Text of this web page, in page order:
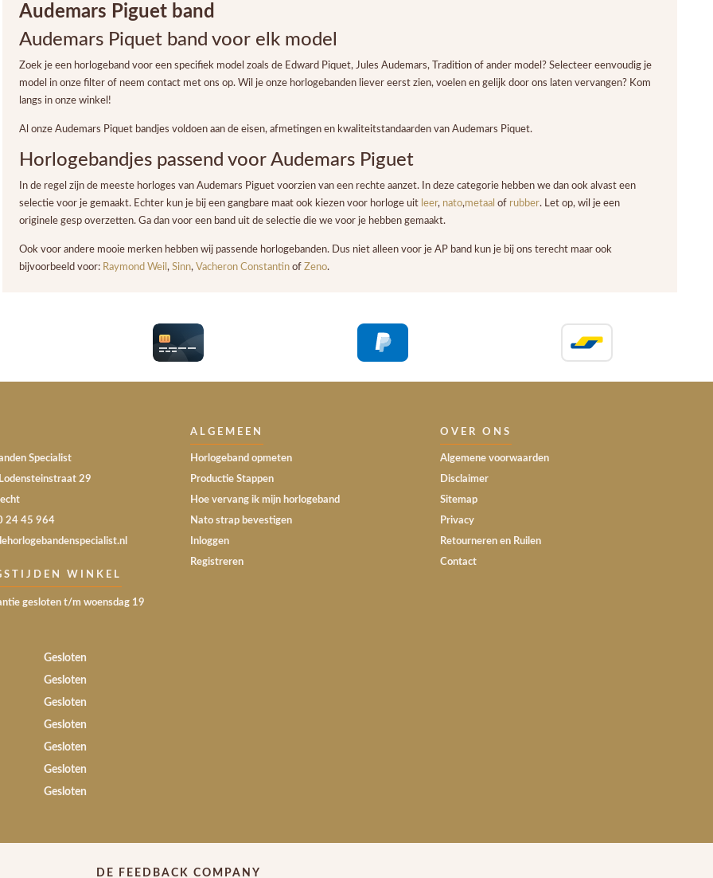
Audemars Piguet band
Audemars Piquet band voor elk model
Zoek je een horlogeband voor een specifiek model zoals de Edward Piquet, Jules Audemars, Tradition of ander model? Selecteer eenvoudig je
model in onze filter of neem contact met ons op. Wil je onze horlogebanden liever eerst zien, voelen en gelijk door ons laten vervangen? Kom
langs in onze winkel!
Al onze Audemars Piquet bandjes voldoen aan de eisen, afmetingen en kwaliteitstandaarden van Audemars Piquet.
Horlogebandjes passend voor Audemars Piguet
In de regel zijn de meeste horloges van Audemars Piguet voorzien van een rechte aanzet. In deze categorie hebben we dan ook alvast een
selectie voor je gemaakt. Echter kun je bij een gangbare maat ook kiezen voor horloge uit leer, nato,metaalof rubber. Let op, wil je een
originele gesp overzetten. Ga dan voor een band uit de selectie die we voor je hebben gemaakt.
Ook voor andere mooie merken hebben wij passende horlogebanden. Dus niet alleen voor je AP band kun je bij ons terecht maar ook
bijvoorbeeld voor: Raymond Weil ,Sinn,Vacheron Constantin ofZeno.
Specialist
29
24 45 964
WINKEL
gesloten t/m woensdag 19
Gesloten
Gesloten
Gesloten
Gesloten
Gesloten
Gesloten
Gesloten
ALGEMEEN
Horlogeband opmeten
Productie Stappen
Hoe vervang ik mijn horlogeband
Nato strap bevestigen
Inloggen
Registreren
OVER ONS
Algemene voorwaarden
Disclaimer
Sitemap
Privacy
Retourneren en Ruilen
Contact
DE FEEDBACK COMPANY